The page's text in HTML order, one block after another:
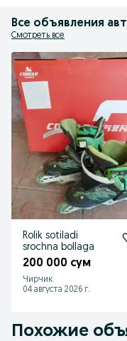
Все объявления
Смотреть все
Rolik sotiladi
srochna bollaga
200 000 сум
Чирчик
04 августа 2026 г.
Похожие